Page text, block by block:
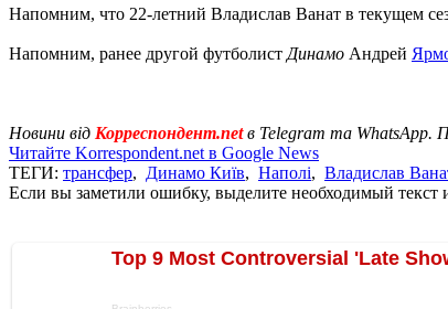
Напомним, что 22-летний Владислав Ванат в текущем
Напомним, ранее другой футболист Динамо Андрей
Новини від Корреспондент.netв Telegram та WhatsApp.
Читайте Korrespondent.net в Google News
ТЕГИ: трансфер, Динамо Київ, Наполі, Владислав
Если вы заметили ошибку, выделите необходимый